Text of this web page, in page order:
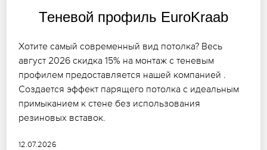
Теневой профиль EuroKraab
Хотите самый современный вид потолка? Весь
август 2026 скидка 15% на монтаж с теневым
профилем предоставляется нашей компанией .
Создается эффект парящего потолка с идеальным
примыканием к стене без использования
резиновых вставок.
12.07.2026